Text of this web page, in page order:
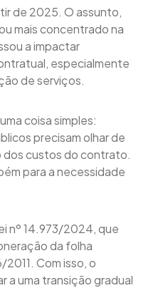
de 2025. O assunto,
mais concentrado na
a impactar
especialmente
de serviços.
coisa simples:
precisam olhar de
dos custos do contrato.
para a necessidade
nº 14.973/2024, que
da folha
Com isso, o
a uma transição gradual